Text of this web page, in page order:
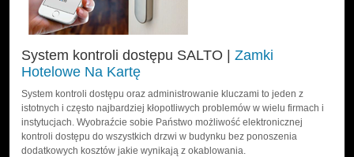
System kontroli dostępu SALTO | Zamki
Hotelowe Na Kartę
System kontroli dostępu oraz administrowanie kluczami to jeden z
istotnych i często najbardziej kłopotliwych problemów w wielu firmach i
instytucjach. Wyobraźcie sobie Państwo możliwość elektronicznej
kontroli dostępu do wszystkich drzwi w budynku bez ponoszenia
dodatkowych kosztów jakie wynikają z okablowania.